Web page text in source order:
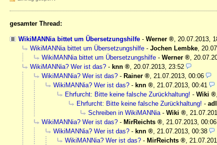
gesamter Thread:
WikiMANNia bittet um Übersetzungshilfe - Werner
20.07.2013,
WikiMANNia bittet um Übersetzungshilfe - Jochen Lembke
WikiMANNia bittet um Übersetzungshilfe - Werner
WikiMANNia? Wer ist das? - knn
20.07.2013, 23:52
WikiMANNia? Wer ist das? - Rainer
21.07.2013, 00:06
WikiMANNia? Wer ist das? - knn
21.07.2013, 00:41
Ehrfurcht: Bitte keine falsche Zurückhaltung! - Wiki
Ehrfurcht: Bitte keine falsche Zurückhaltung! -
Schreiben in WikiMANNia - Wiki
WikiMANNia? Wer ist das? - MirReichts
21.07.2013, 00:06
WikiMANNia? Wer ist das? - knn
21.07.2013, 00:38
WikiMANNia? Wer ist das? - MirReichts